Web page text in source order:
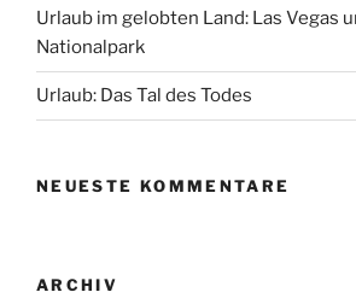
Urlaub im gelobten Land: Las Vegas
Nationalpark
Urlaub: Das Tal des Todes
NEUESTE KOMMENTARE
ARCHIV